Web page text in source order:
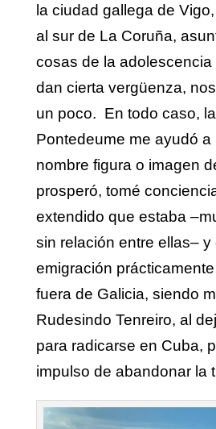
la ciudad gallega de
al sur de La Coruña,
cosas de la
dan cierta vergüenza,
un poco. En todo caso,
Pontedeume me ayudó a
nombre figura o imagen
prosperó, tomé
extendido que estaba
sin relación entre ellas– y
emigración
fuera de Galicia, siendo
Rudesindo Tenreiro, al
para radicarse en Cuba,
impulso de abandonar la